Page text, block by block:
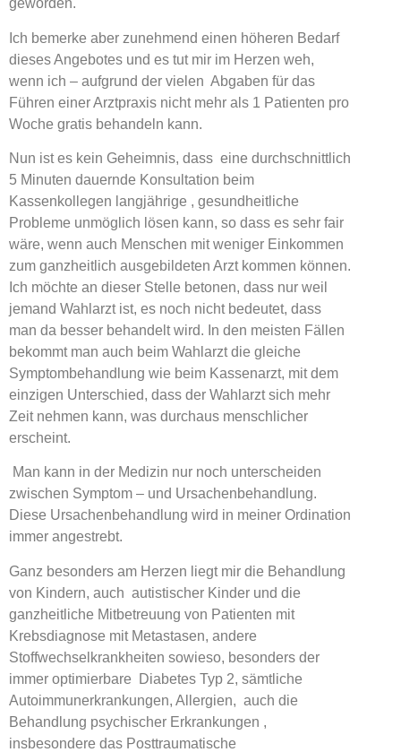
geworden.
Ich bemerke aber zunehmend einen höheren Bedarf
dieses Angebotes und es tut mir im Herzen weh,
wenn ich – aufgrund der vielen Abgaben für das
Führen einer Arztpraxis nicht mehr als 1 Patienten pro
Woche gratis behandeln kann.
Nun ist es kein Geheimnis, dass eine durchschnittlich
5 Minuten dauernde Konsultation beim
Kassenkollegen langjährige , gesundheitliche
Probleme unmöglich lösen kann, so dass es sehr fair
wäre, wenn auch Menschen mit weniger Einkommen
zum ganzheitlich ausgebildeten Arzt kommen können.
Ich möchte an dieser Stelle betonen, dass nur weil
jemand Wahlarzt ist, es noch nicht bedeutet, dass
man da besser behandelt wird. In den meisten Fällen
bekommt man auch beim Wahlarzt die gleiche
Symptombehandlung wie beim Kassenarzt, mit dem
einzigen Unterschied, dass der Wahlarzt sich mehr
Zeit nehmen kann, was durchaus menschlicher
erscheint.
Man kann in der Medizin nur noch unterscheiden
zwischen Symptom – und Ursachenbehandlung.
Diese Ursachenbehandlung wird in meiner Ordination
immer angestrebt.
Ganz besonders am Herzen liegt mir die Behandlung
von Kindern, auch autistischer Kinder und die
ganzheitliche Mitbetreuung von Patienten mit
Krebsdiagnose mit Metastasen, andere
Stoffwechselkrankheiten sowieso, besonders der
immer optimierbare Diabetes Typ 2, sämtliche
Autoimmunerkrankungen, Allergien, auch die
Behandlung psychischer Erkrankungen ,
insbesondere das Posttraumatische